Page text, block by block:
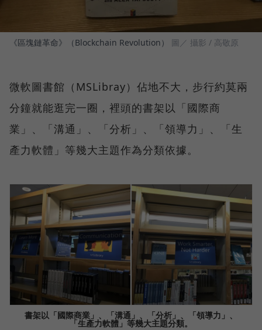
《區塊鏈革命》（Blockchain Revolution） 圖／ 攝影 / 高敬原
微軟圖書館（MSLibray）佔地不大，步行約莫兩
分鐘就能逛完一圈，裡頭的書架以「國際商
業」、「溝通」、「分析」、「領導力」、「生
產力軟體」等幾大主題作為分類依據。
書架以「國際商業」、「溝通」、「分析」、「領導力」、
「生產力軟體」等幾大主題分類。